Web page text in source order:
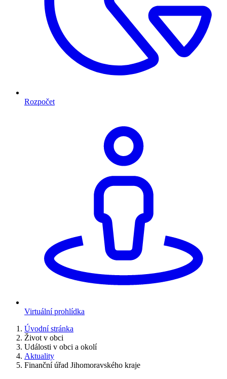
Rozpočet
Virtuální prohlídka
Úvodní stránka
Život v obci
Události v obci a okolí
Aktuality
Finanční úřad Jihomoravského kraje